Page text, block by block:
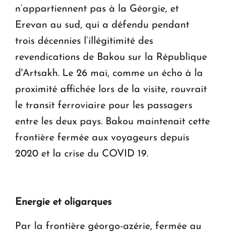
n’appartiennent pas à la Géorgie, et
Erevan au sud, qui a défendu pendant
trois décennies l’illégitimité des
revendications de Bakou sur la République
d'Artsakh. Le 26 mai, comme un écho à la
proximité affichée lors de la visite, rouvrait
le transit ferroviaire pour les passagers
entre les deux pays. Bakou maintenait cette
frontière fermée aux voyageurs depuis
2020 et la crise du COVID 19.
Energie et oligarques
Par la frontière géorgo-azérie, fermée au